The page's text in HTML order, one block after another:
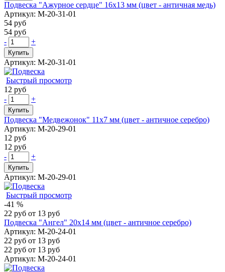
Подвеска "Ажурное сердце" 16х13 мм (цвет - античная медь)
Артикул: М-20-31-01
54 руб
54 руб
-
+
Купить
Артикул: М-20-31-01
Быстрый просмотр
12 руб
-
+
Купить
Подвеска "Медвежонок" 11х7 мм (цвет - античное серебро)
Артикул: М-20-29-01
12 руб
12 руб
-
+
Купить
Артикул: М-20-29-01
Быстрый просмотр
-41 %
22 руб от 13 руб
Подвеска "Ангел" 20х14 мм (цвет - античное серебро)
Артикул: М-20-24-01
22 руб от 13 руб
22 руб от 13 руб
Артикул: М-20-24-01